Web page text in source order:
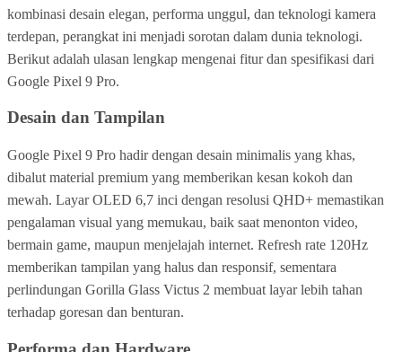
kombinasi desain elegan, performa unggul, dan teknologi kamera
terdepan, perangkat ini menjadi sorotan dalam dunia teknologi.
Berikut adalah ulasan lengkap mengenai fitur dan spesifikasi dari
Google Pixel 9 Pro.
Desain dan Tampilan
Google Pixel 9 Pro hadir dengan desain minimalis yang khas,
dibalut material premium yang memberikan kesan kokoh dan
mewah. Layar OLED 6,7 inci dengan resolusi QHD+ memastikan
pengalaman visual yang memukau, baik saat menonton video,
bermain game, maupun menjelajah internet. Refresh rate 120Hz
memberikan tampilan yang halus dan responsif, sementara
perlindungan Gorilla Glass Victus 2 membuat layar lebih tahan
terhadap goresan dan benturan.